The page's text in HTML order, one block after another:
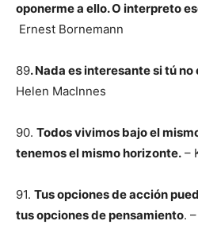
oponerme a ello. O interpreto
Ernest Bornemann
89. Nada es interesante si tú
Helen MacInnes
90. Todos vivimos bajo el
tenemos el mismo horizonte. –
91. Tus opciones de acción
tus opciones de pensamiento.